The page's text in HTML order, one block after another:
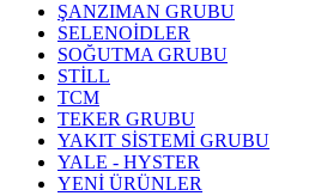
ŞANZIMAN GRUBU
SELENOİDLER
SOĞUTMA GRUBU
STİLL
TCM
TEKER GRUBU
YAKIT SİSTEMİ GRUBU
YALE - HYSTER
YENİ ÜRÜNLER